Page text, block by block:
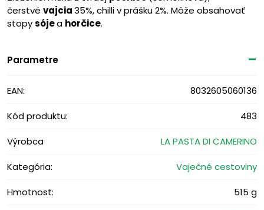
čerstvé vajcia35%, chilli v prášku 2%. Môže obsahovať
stopysójea horčice.
Parametre
EAN: 8032605060136
Kód produktu: 483
Výrobca LA PASTA DI CAMERINO
Kategória: Vaječné cestoviny
Hmotnosť: 515 g